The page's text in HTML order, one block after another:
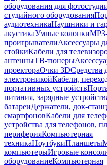
оборудования для
студийного оборудования
аудиотехникаНаушники и
акустикаУмные колонки
проигрывателиАксессуары
стойкиКабели для
антенныТВ-тюнеры
проектораОчки 3DСредства
электроникойКабели,
портативных устройств
питания, зарядные
батареиДержатели, док-
смартфоновКабели для
устройства для телефонов,
периферияКомпьютерная
техникаНоутбукиПланшеты
компьютерыИгровые
оборудованиеКомпьютерная